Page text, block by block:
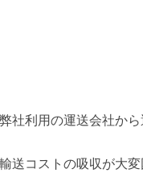
社利用の運送会社か
送コストの吸収が大